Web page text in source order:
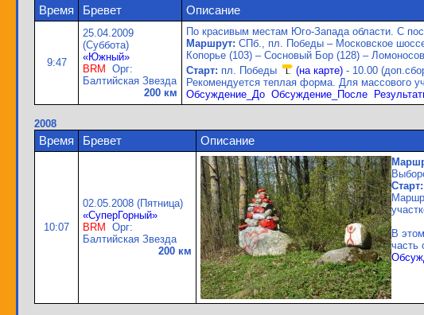
Время Бревет Описание
9:47
25.04.2009
(Суббота)
«Южный»
BRM
Орг:
Балтийская Звезда
200 км
По красивым местам Юго-Запада области. С
Маршрут: СПб., пл. Победы – Московское
Копорье (103) – Сосновый Бор (128) –
Старт: пл. Победы (на карте) - 10.00
Рекомендуется теплая форма. Для массового
Обсуждение_До Обсуждение_После
2008
Время Бревет Описание
10:07
02.05.2008 (Пятница)
«СуперГорный»
BRM
Орг:
Балтийская Звезда
200 км
В
часть